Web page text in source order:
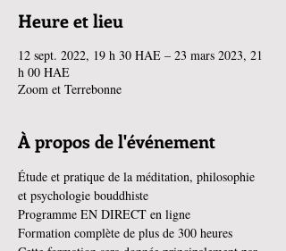
Heure et lieu
12 sept. 2022, 19 h 30 HAE – 23 mars 2023, 21
h 00 HAE
Zoom et Terrebonne
À propos de l'événement
Étude et pratique de la méditation, philosophie
et psychologie bouddhiste
Programme EN DIRECT en ligne
Formation complète de plus de 300 heures